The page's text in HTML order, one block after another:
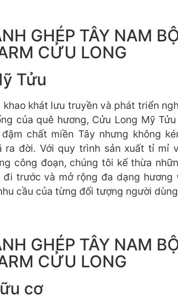
GHÉP TÂY NAM
CỬU LONG
Tửu
khát lưu truyền và phát triển
của quê hương, Cửu Long Mỹ Tửu
chất miền Tây nhưng không
ra đời. Với quy trình sản xuất tỉ mỉ
công đoạn, chúng tôi kế thừa
trước và mở rộng đa dạng hương
cầu của từng đối tượng người
GHÉP TÂY NAM
CỬU LONG
cơ